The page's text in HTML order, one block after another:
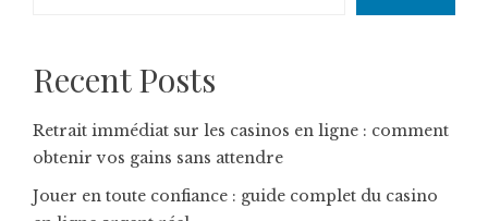
Recent Posts
Retrait immédiat sur les casinos en ligne : comment
obtenir vos gains sans attendre
Jouer en toute confiance : guide complet du casino